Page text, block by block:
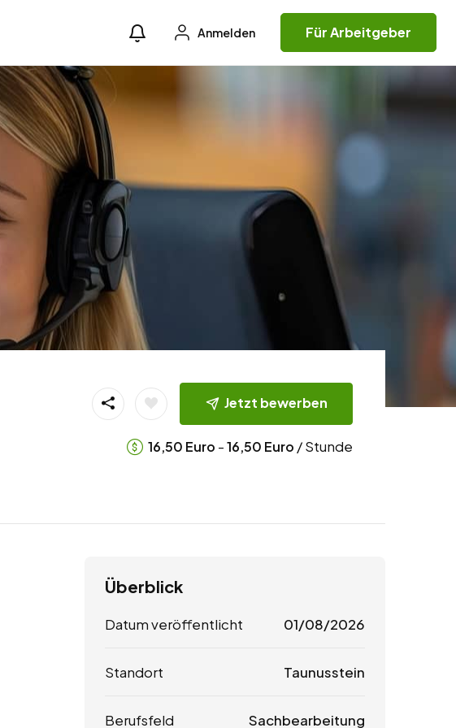
Anmelden Für Arbeitgeber
Jetzt bewerben
16,50 Euro -16,50 Euro / Stunde
Überblick
Datum veröffentlicht 01/08/2026
Standort Taunusstein
Berufsfeld Sachbearbeitung